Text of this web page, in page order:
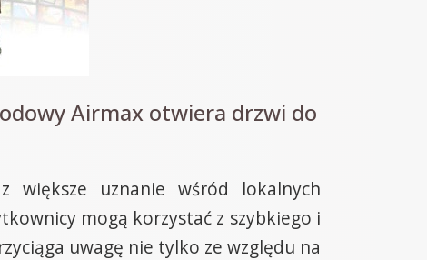
Airmax otwiera drzwi do
większe uznanie wśród lokalnych
mogą korzystać z szybkiego i
uwagę nie tylko ze względu na